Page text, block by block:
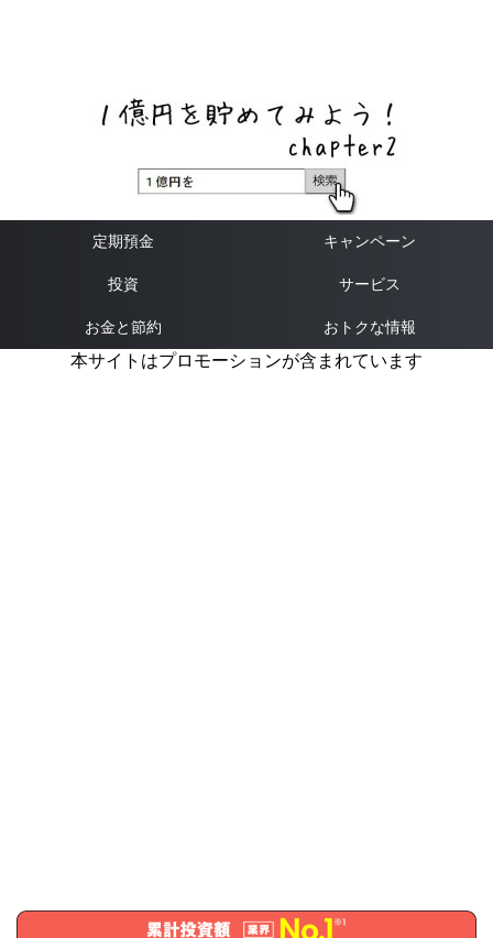
定期預金 キャンペーン
投資 サービス
お金と節約 おトクな情報
本サイトはプロモーションが含まれています